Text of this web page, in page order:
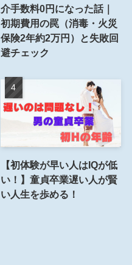
介手数料0円になった話｜
初期費用の罠（消毒・火災
保険2年約2万円）と失敗回
避チェック
【初体験が早い人はIQが低
い！】童貞卒業遅い人が賢
い人生を歩める！